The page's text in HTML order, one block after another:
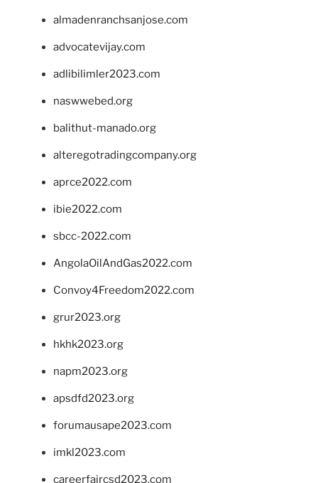
almadenranchsanjose.com
advocatevijay.com
adlibilimler2023.com
naswwebed.org
balithut-manado.org
alteregotradingcompany.org
aprce2022.com
ibie2022.com
sbcc-2022.com
AngolaOilAndGas2022.com
Convoy4Freedom2022.com
grur2023.org
hkhk2023.org
napm2023.org
apsdfd2023.org
forumausape2023.com
imkl2023.com
careerfaircsd2023.com